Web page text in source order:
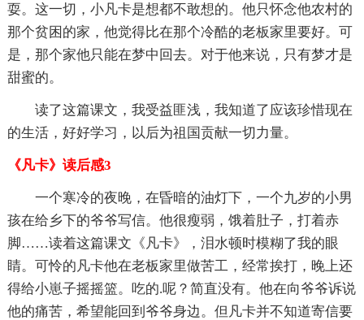
耍。这一切，小凡卡是想都不敢想的。他只怀念他农村的
那个贫困的家，他觉得比在那个冷酷的老板家里要好。可
是，那个家他只能在梦中回去。对于他来说，只有梦才是
甜蜜的。
读了这篇课文，我受益匪浅，我知道了应该珍惜现在
的生活，好好学习，以后为祖国贡献一切力量。
《凡卡》读后感3
一个寒冷的夜晚，在昏暗的油灯下，一个九岁的小男
孩在给乡下的爷爷写信。他很瘦弱，饿着肚子，打着赤
脚……读着这篇课文《凡卡》，泪水顿时模糊了我的眼
睛。可怜的凡卡他在老板家里做苦工，经常挨打，晚上还
得给小崽子摇摇篮。吃的.呢？简直没有。他在向爷爷诉说
他的痛苦，希望能回到爷爷身边。但凡卡并不知道寄信要